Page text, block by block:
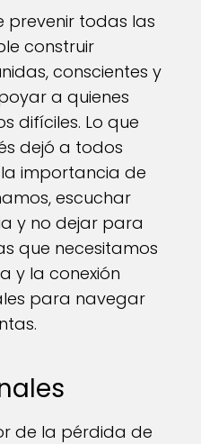
prevenir todas las
construir
conscientes y
a quienes
difíciles. Lo que
dejó a todos
importancia de
escuchar
y no dejar para
que necesitamos
y la conexión
para navegar
de la pérdida de